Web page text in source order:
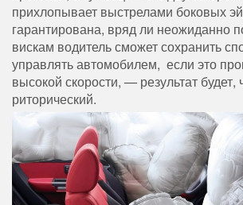
прихлопывает выстрелами боковых
гарантирована, вряд ли неожиданно
вискам водитель сможет сохранить
управлять автомобилем, если это
высокой скорости, — результат будет,
риторический.